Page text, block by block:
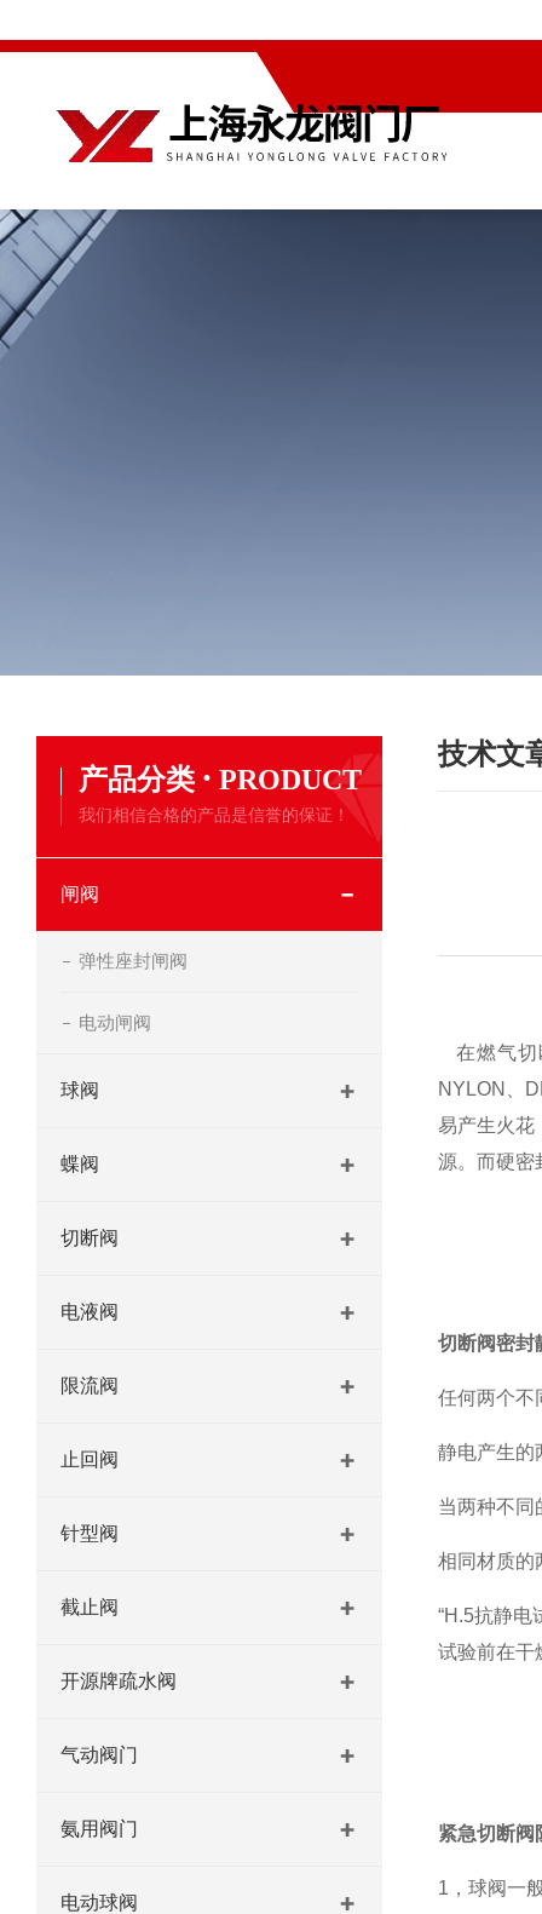
产品分类 · PRODUCT
我们相信合格的产品是信誉的保证！
闸阀
弹性座封闸阀
电动闸阀
球阀
蝶阀
切断阀
电液阀
限流阀
止回阀
针型阀
截止阀
开源牌疏水阀
气动阀门
氨用阀门
电动球阀
技术文
在燃气切
NYLON、
易产生火花
源。而硬密
切断阀密封
任何两个不
静电产生的
当两种不同
相同材质的
“H.5抗静
试验前在干
紧急切断阀
1，球阀一